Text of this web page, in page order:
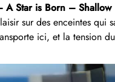
A Star is Born – Shallow
sur des enceintes qui
ici, et la tension